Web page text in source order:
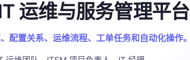
运维与服务管理平台
配置关系、运维流程、工单任务和自动化操作。